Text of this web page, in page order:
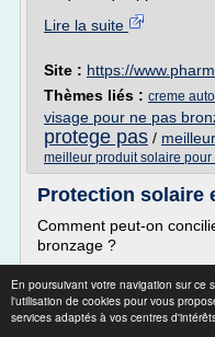
En poursuivant votre navigation sur ce
l'utilisation de cookies pour vous
services adaptés à vos centres
Lire la suite
Site : https://
Thèmes liés : creme
visage pour ne pas
protege pas /
meilleur produit solaire pour
Protection solaire
Comment peut-on
bronzage ?
Pouvoir utiliser une
renoncer à un beau
voeu des femmes à
Protect & Bronze, c'est